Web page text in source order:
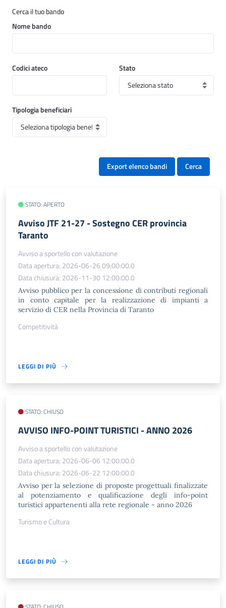
Cerca il tuo bando
Nome bando
Codici ateco Stato
Tipologia beneficiari
Export elenco bandi Cerca
STATO: APERTO
Avviso JTF 21-27 - Sostegno CER provincia
Taranto
Avviso a sportello con valutazione
Data apertura: 2026-06-26 09:00:00.0
Data chiusura: 2026-11-30 12:00:00.0
Avviso pubblico per la concessione di contributi regionali
in conto capitale per la realizzazione di impianti a
servizio di CER nella Provincia di Taranto
Competitività
LEGGI DI PIÙ
STATO: CHIUSO
AVVISO INFO-POINT TURISTICI - ANNO 2026
Avviso a sportello con valutazione
Data apertura: 2026-06-06 12:00:00.0
Data chiusura: 2026-06-22 12:00:00.0
Avviso per la selezione di proposte progettuali finalizzate
al potenziamento e qualificazione degli info-point
turistici appartenenti alla rete regionale - anno 2026
Turismo e Cultura
LEGGI DI PIÙ